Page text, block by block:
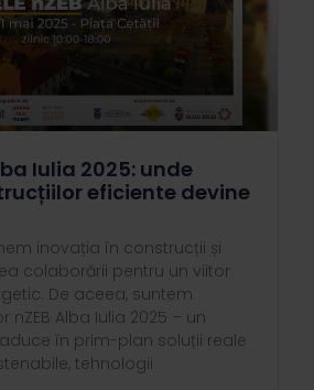
Iulia 2025: unde
eficiente devine
inovația în construcții și
colaborării pentru un viitor
De aceea, suntem
nZEB Alba Iulia 2025 – un
în prim-plan soluții reale
tehnologii